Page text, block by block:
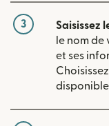
3 Saisissez
le nom
et ses